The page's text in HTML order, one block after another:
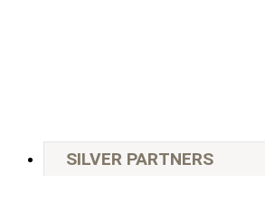
SILVER PARTNERS